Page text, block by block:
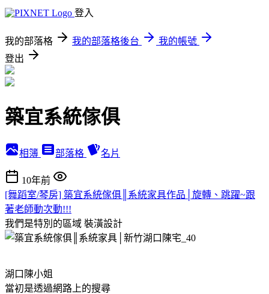
登入
我的部落格 我的部落格後台
我的帳號
登出
築宜系統傢俱
相簿 部落格 名片
10年前
[舞蹈室/琴房] 築宜系統傢俱║系統家具作品│旋轉、跳躍~跟
著老師動次動!!!
我們是特別的區域 裝潢設計
湖口陳小姐
當初是透過網路上的搜尋